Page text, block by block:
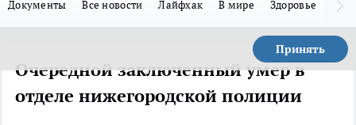
Документы Все новости Лайфхак В мире Здоровье
Принять
Очередной заключенный умер в
отделе нижегородской полиции